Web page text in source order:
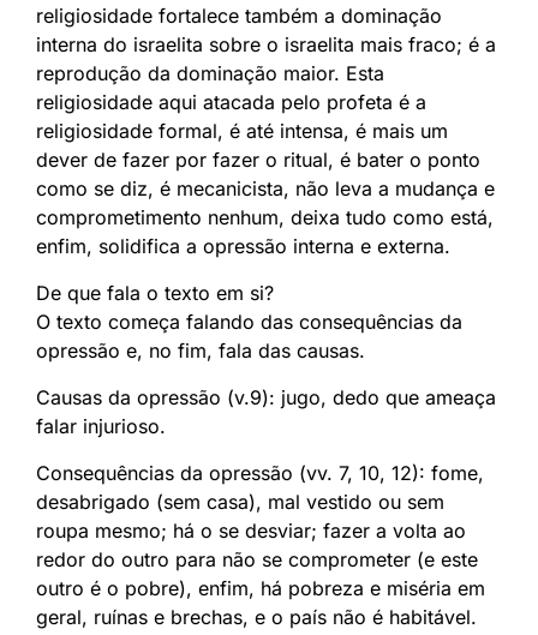
religiosidade fortalece também a dominação
interna do israelita sobre o israelita mais fraco; é a
reprodução da dominação maior. Esta
religiosidade aqui atacada pelo profeta é a
religiosidade formal, é até intensa, é mais um
dever de fazer por fazer o ritual, é bater o ponto
como se diz, é mecanicista, não leva a mudança e
comprometimento nenhum, deixa tudo como está,
enfim, solidifica a opressão interna e externa.
De que fala o texto em si?
O texto começa falando das consequências da
opressão e, no fim, fala das causas.
Causas da opressão (v.9): jugo, dedo que ameaça
falar injurioso.
Consequências da opressão (vv. 7, 10, 12): fome,
desabrigado (sem casa), mal vestido ou sem
roupa mesmo; há o se desviar; fazer a volta ao
redor do outro para não se comprometer (e este
outro é o pobre), enfim, há pobreza e miséria em
geral, ruínas e brechas, e o país não é habitável.